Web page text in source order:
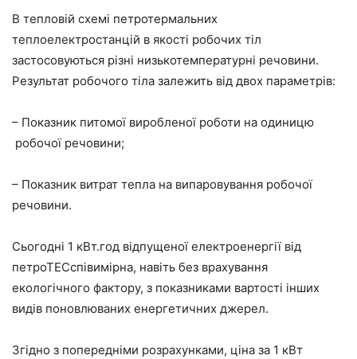
В тепловій схемі петротермальних
теплоелектростанцій в якості робочих тіл
застосовуються різні низькотемпературні речовини.
Результат робочого тіла залежить від двох параметрів:
– Показник питомої виробленої роботи на одиницю
робочої речовини;
– Показник витрат тепла на випаровування робочої
речовини.
Сьогодні 1 кВт.год відпущеної електроенергії від
петроТЕСспівимірна, навіть без врахування
екологічного фактору, з показниками вартості інших
видів поновлюваних енергетичних джерел.
Згідно з попередніми розрахунками, ціна за 1 кВт